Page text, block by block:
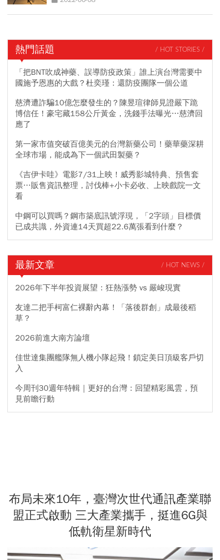
熱門話題 / HOT STORIES /
「把BNT吹成神藥、誤導防疫政策」誰上演台灣需要中
國施予恩惠的大戲？杜奕瑾：還防疫團隊一個公道
慈濟遭詐騙10億怎麼發生的？陳昱瑄律師見證嚴下跪
博信任！豪宅藏158公斤黃金，洗錢手法曝光…慈濟回
應了
第一家市值突破百億美元的台灣新藥公司！藥華藥深耕
全球市場，能成為下一個武田製藥？
《吉伊卡哇》電影7/31上映！威秀影城特典、預售套
票…販售資訊整理，討伐棒+小卡必收、上映戲院一文
看
中鋼可以買嗎？鋼市築底訊號浮現，「2字頭」目標價
已成共識，外資連14天買超22.6萬張看到什麼？
最新文章 / HOT NEWS /
2026年下半年投資展望：狂熱漲勢 vs 嚴峻現實
友達二把手柯富仁裸辭內幕！「落後群創」成最後稻
草？
2026前進大南方論壇
佳世達集團艦隊無人機小隊起飛！鎖定美日頂級客戶切
入
今周刊30週年特輯｜更好的台灣：回望精彩風雲，預
見前瞻行動
布局未來10年，臺灣次世代通訊產業聯
盟正式啟動 三大產業攜手，挺進6G與
低軌衛星新時代